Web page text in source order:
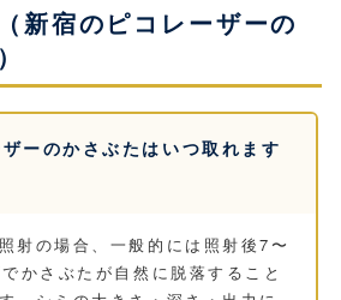
新宿のピコレーザーの
ーのかさぶたはいつ取れます
射の場合、一般的には照射後7〜
かさぶたが自然に脱落すること